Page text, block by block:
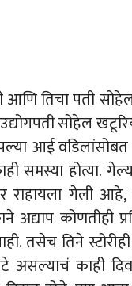
आणि तिचा पती
सोहेल
आई वडिलांसोबत
समस्या
राहायला गेली
अद्याप कोणतीही
तसेच तिने
काही